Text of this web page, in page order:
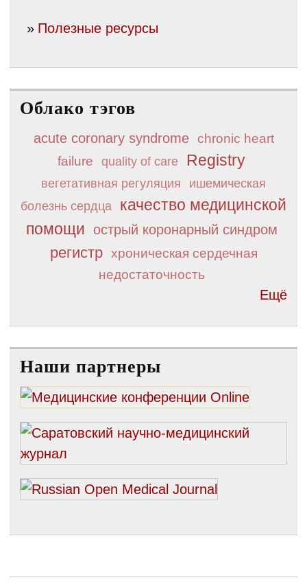
Полезные ресурсы
Облако тэгов
acute coronary syndrome
chronic heart
failure
quality of care Registry
вегетативная регуляция
ишемическая
болезнь сердца
качество медицинской
помощи
острый коронарный синдром
регистр хроническая сердечная
недостаточность
Ещё
Наши партнеры